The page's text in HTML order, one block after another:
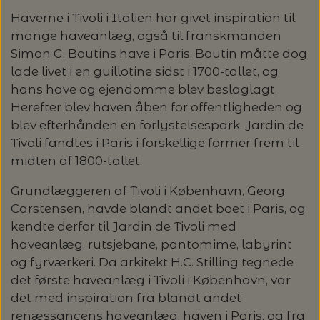
KNITTING FOR OLIVE: HEAVY MERINO -
SPAR 20%
LANG YARNS: LIZA - SPAR 30%
LANG YARNS: CASHMERE PREMIUM -
SPAR 20%
TILBUD - SPAR 30% PÅ ALT MUUD LIVING
RAUMA GARN: FIVEL - SPAR 20%
KATIA CONCEPT - SPAR 20% PÅ ALLE
KVALITETER
GARN
ALLE GARNMÆRKER
CAMAROSE
DESIGN CLUB
FILCOLANA
GARNA - GARN
GEPARD GARN
OPSKRIFTER / STRIKKEKITS /
BØGER
STRIKKEOPSKRIFTER & STRIKKEKITS
ANNETTE DANIELSEN
ANNE VENTZEL
AEGYOKNIT
CAMAROSE
KATEGORI
BABY OG BØRN
BLUSER/SWEATRE
CARDIGAN/VESTE/SLIPOVER/JAKKER
BØGER
STRIKKEBØGER
HÆKLING
MAGASINER
LAINE MAGAZINE
STRIKKETILBEHØR
STRIKKEPINDE
LANTERN MOON - STRIKKEPINDE
ADDI - RUNDPINDE
KNITPRO - RUNDPINDE
HÆKLING
HÆKLENÅLE
BØGER OM HÆKLING
KNAPPER
BOMULDSKNAPPER - ISAGER
SPIL
BRODERI OG SYTILBEHØR
BRODERIGARN
BALDYRE - BRODERI
FRU ZIPPE - BRODERI
RE:DESIGNED, HJEMMESKO
M.M.
RE:DESIGNED - PROJEKTTASKER I LÆDER
GAVEKORT
Haverne i Tivoli i Italien har givet inspiration til
mange haveanlæg, også til franskmanden
Simon G. Boutins have i Paris. Boutin måtte dog
lade livet i en guillotine sidst i 1700-tallet, og
hans have og ejendomme blev beslaglagt.
Herefter blev haven åben for offentligheden og
blev efterhånden en forlystelsespark. Jardin de
Tivoli fandtes i Paris i forskellige former frem til
midten af 1800-tallet.
Grundlæggeren af Tivoli i København, Georg
Carstensen, havde blandt andet boet i Paris, og
kendte derfor til Jardin de Tivoli med
haveanlæg, rutsjebane, pantomime, labyrint
og fyrværkeri. Da arkitekt H.C. Stilling tegnede
det første haveanlæg i Tivoli i København, var
det med inspiration fra blandt andet
renæssancens haveanlæg, haven i Paris, og fra